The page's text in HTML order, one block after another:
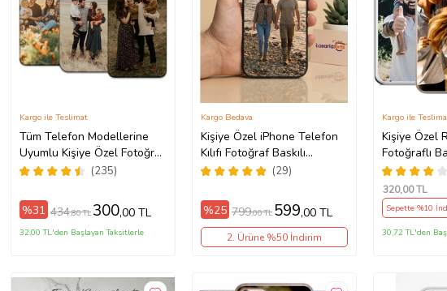
Tüm Telefon Modellerine
Uyumlu Kişiye Özel Fotoğraf
Baskılı Telefon Kılıfı
(235)
Kargo ile Teslimat
%31 434,80 TL 300,00 TL
32,00 TL'den Başlayan Taksitlerle
Kişiye Özel iPhone Telefon
Kılıfı Fotoğraf Baskılı
11/13/14/14Pro/14ProMax/15/15Pro/15ProMax/
(29)
Kargo Bedava
%25 799,00 TL 599,00 TL
2. Ürüne %50 İndirim
Kişiye Özel
Fotoğraflı
Telefon Kılıfı
(Telefon
Açıklamada)
Kargo ile
320,00 TL
Sepette %10
30,72 TL'den